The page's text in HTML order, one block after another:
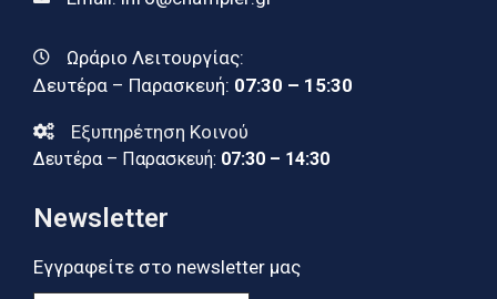
Ωράριο Λειτουργίας:
Δευτέρα – Παρασκευή: 07:30 – 15:30
Εξυπηρέτηση Κοινού
Δευτέρα – Παρασκευή: 07:30 – 14:30
Newsletter
Εγγραφείτε στο newsletter μας